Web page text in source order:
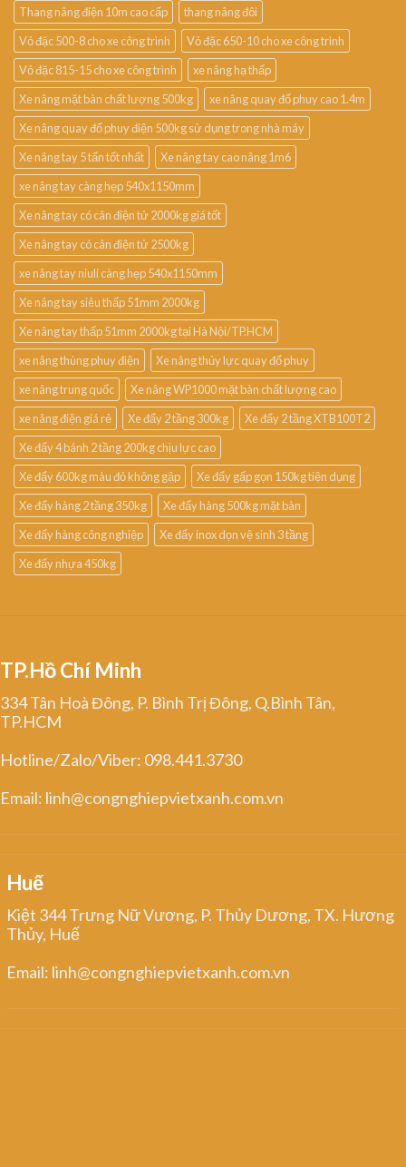
Thang nâng điện 10m cao cấp
thang nâng đôi
Vỏ đặc 500-8 cho xe công trình
Vỏ đặc 650-10 cho xe công trình
Vỏ đặc 815-15 cho xe công trình
xe nâng hạ thấp
Xe nâng mặt bàn chất lượng 500kg
xe nâng quay đổ phuy cao 1.4m
Xe nâng quay đổ phuy điện 500kg sử dụng trong nhà máy
Xe nâng tay 5 tấn tốt nhất
Xe nâng tay cao nâng 1m6
xe nâng tay càng hẹp 540x1150mm
Xe nâng tay có cân điện tử 2000kg giá tốt
Xe nâng tay có cân điện tử 2500kg
xe nâng tay niuli càng hẹp 540x1150mm
Xe nâng tay siêu thấp 51mm 2000kg
Xe nâng tay thấp 51mm 2000kg tại Hà Nội/TP.HCM
xe nâng thùng phuy điện
Xe nâng thủy lực quay đổ phuy
xe nâng trung quốc
Xe nâng WP1000 mặt bàn chất lượng cao
xe nâng điện giá rẻ
Xe đẩy 2 tầng 300kg
Xe đẩy 2 tầng XTB100T2
Xe đẩy 4 bánh 2 tầng 200kg chịu lực cao
Xe đẩy 600kg màu đỏ không gập
Xe đẩy gấp gọn 150kg tiện dụng
Xe đẩy hàng 2 tầng 350kg
Xe đẩy hàng 500kg mặt bàn
Xe đẩy hàng công nghiệp
Xe đẩy inox dọn vệ sinh 3 tầng
Xe đẩy nhựa 450kg
TP.Hồ Chí Minh
334 Tân Hoà Đông, P. Bình Trị Đông, Q.Bình Tân,
TP.HCM
Hotline/Zalo/Viber: 098.441.3730
Email: linh@congnghiepvietxanh.com.vn
Huế
Kiệt 344 Trưng Nữ Vương, P. Thủy Dương, TX. Hương
Thủy, Huế
Email: linh@congnghiepvietxanh.com.vn